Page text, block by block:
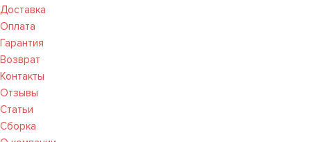
Доставка
Оплата
Гарантия
Возврат
Контакты
Отзывы
Статьи
Сборка